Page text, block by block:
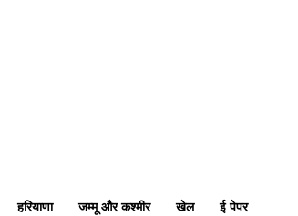
हरियाणा जम्मू और कश्मीर खेल ई पेपर